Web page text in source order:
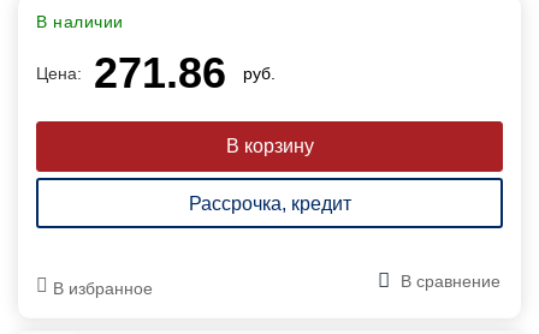
В наличии
Цена: 271.86 руб.
Рассрочка, кредит
В избранное В сравнение